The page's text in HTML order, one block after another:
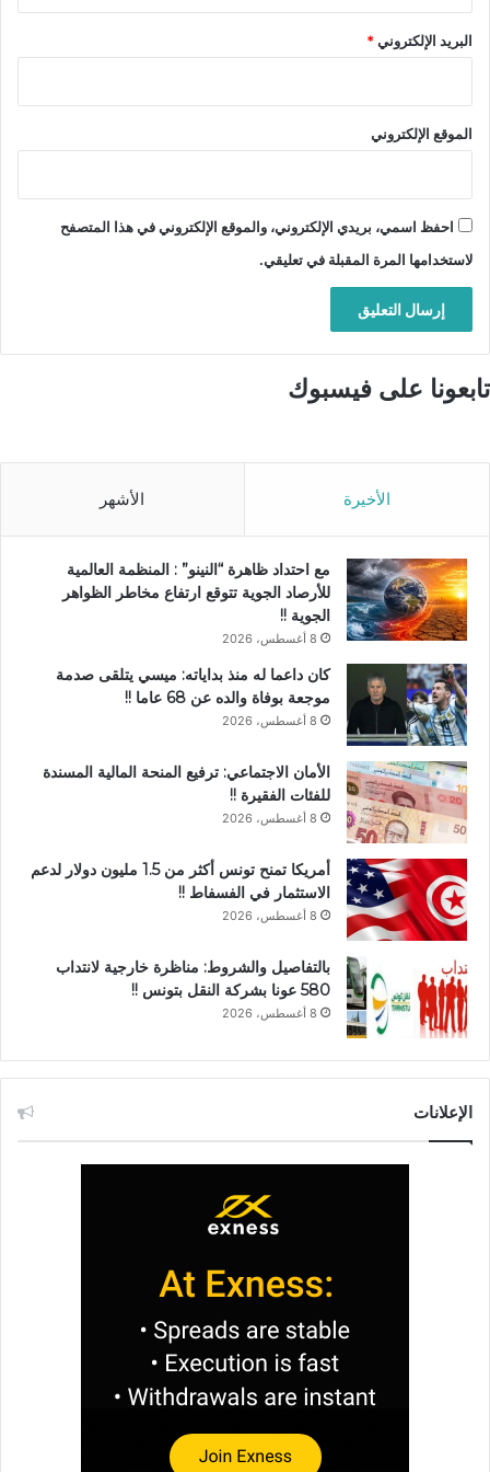
البريد الإلكتروني*
الموقع الإلكتروني
احفظ اسمي، بريدي الإلكتروني، والموقع الإلكتروني في هذا المتصفح
لاستخدامها المرة المقبلة في تعليقي.
تابعونا على فيسبوك
الأخيرة الأشهر
مع احتداد ظاهرة “النينو” : المنظمة العالمية
للأرصاد الجوية تتوقع ارتفاع مخاطر الظواهر
الجوية !!
8 أغسطس، 2026
كان داعما له منذ بداياته: ميسي يتلقى صدمة
موجعة بوفاة والده عن 68 عاما !!
8 أغسطس، 2026
الأمان الاجتماعي: ترفيع المنحة المالية المسندة
للفئات الفقيرة !!
8 أغسطس، 2026
أمريكا تمنح تونس أكثر من 1.5 مليون دولار لدعم
الاستثمار في الفسفاط !!
8 أغسطس، 2026
بالتفاصيل والشروط: مناظرة خارجية لانتداب
580 عونا بشركة النقل بتونس !!
8 أغسطس، 2026
الإعلانات